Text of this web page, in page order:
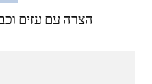
הצרה עם עזים